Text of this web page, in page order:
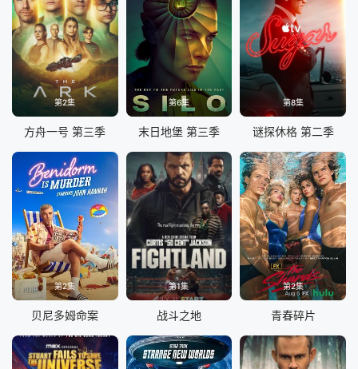
第2集
方舟一号 第三季
第6集
末日地堡 第三季
第8集
谜探休格 第二季
第2集
贝尼多姆命案
第1集
战斗之地
第2集
青春碎片